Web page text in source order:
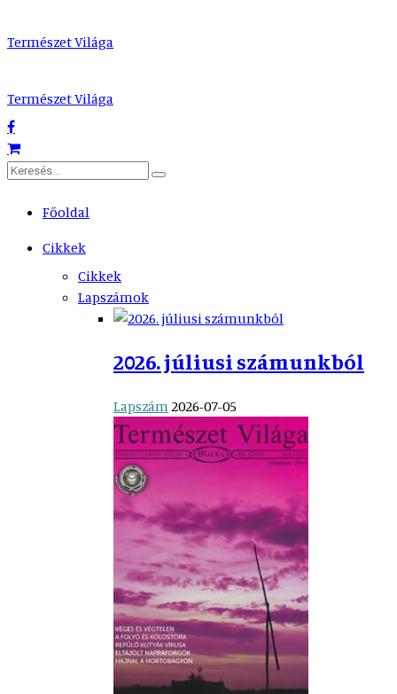
Természet Világa
Természet Világa
Főoldal
Cikkek
Cikkek
Lapszámok
2026. júliusi számunkból
Lapszám 2026-07-05